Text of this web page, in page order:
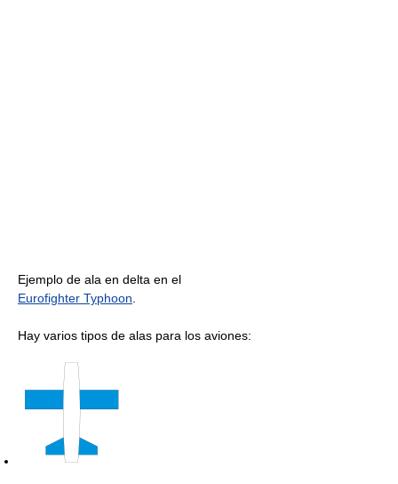
Ejemplo de ala en delta en el
Eurofighter Typhoon
Hay varios tipos de alas para los aviones: